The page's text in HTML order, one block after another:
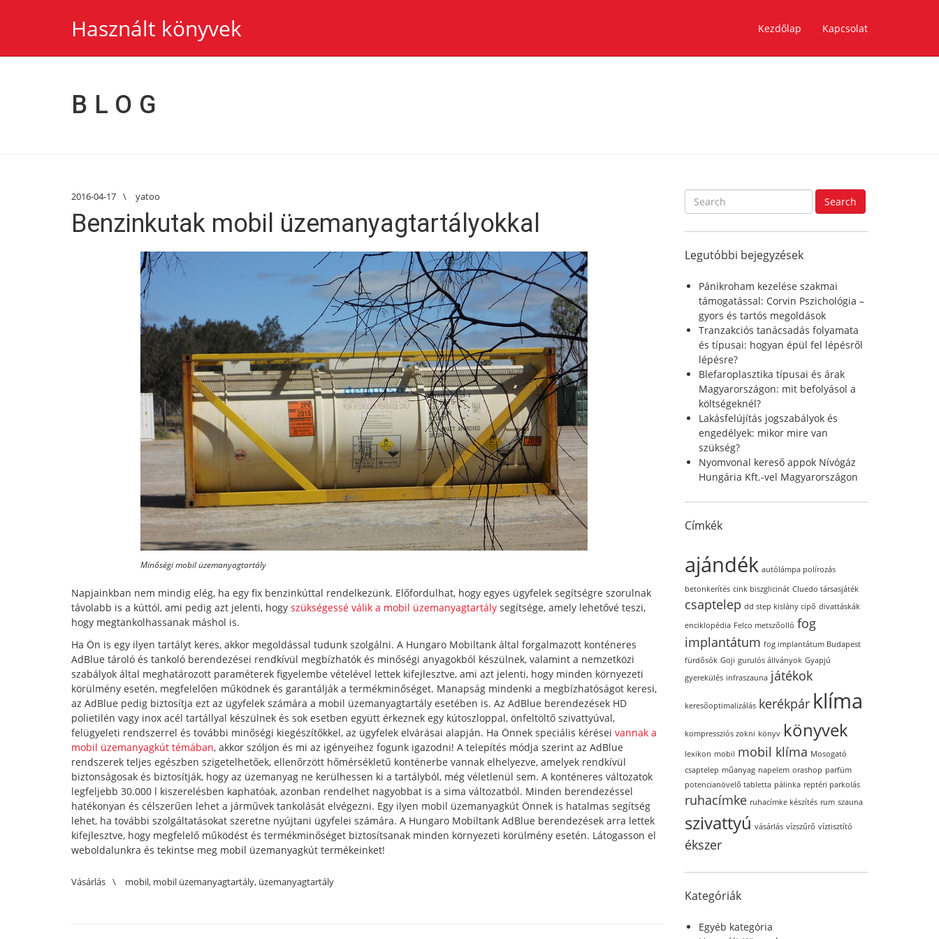
Használt könyvek Kezdőlap Kapcsolat
BLOG
2016-04-17 \ yatoo
Benzinkutak mobil üzemanyagtartályokkal
Minőségi mobil üzemanyagtartály
Napjainkban nem mindig elég, ha egy fix benzinkúttal rendelkezünk. Előfordulhat, hogy egyes ügyfelek segítségre szorulnak
távolabb is a kúttól, ami pedig azt jelenti, hogy szükségessé válik a mobil üzemanyagtartály segítsége, amely lehetővé teszi,
hogy megtankolhassanak máshol is.
Ha Ön is egy ilyen tartályt keres, akkor megoldással tudunk szolgálni. A Hungaro Mobiltank által forgalmazott konténeres
AdBlue tároló és tankoló berendezései rendkívül megbízhatók és minőségi anyagokból készülnek, valamint a nemzetközi
szabályok által meghatározott paraméterek figyelembe vételével lettek kifejlesztve, ami azt jelenti, hogy minden környezeti
körülmény esetén, megfelelően működnek és garantálják a termékminőséget. Manapság mindenki a megbízhatóságot keresi,
az AdBlue pedig biztosítja ezt az ügyfelek számára a mobil üzemanyagtartály esetében is. Az AdBlue berendezések HD
polietilén vagy inox acél tartállyal készülnek és sok esetben együtt érkeznek egy kútoszloppal, önfeltöltő szivattyúval,
felügyeleti rendszerrel és további minőségi kiegészítőkkel, az ügyfelek elvárásai alapján. Ha Önnek speciális kérései vannak a
mobil üzemanyagkút témában, akkor szóljon és mi az igényeihez fogunk igazodni! A telepítés módja szerint az AdBlue
rendszerek teljes egészben szigetelhetőek, ellenőrzött hőmérsékletű konténerbe vannak elhelyezve, amelyek rendkívül
biztonságosak és biztosítják, hogy az üzemanyag ne kerülhessen ki a tartályból, még véletlenül sem. A konténeres változatok
legfeljebb 30.000 l kiszerelésben kaphatóak, azonban rendelhet nagyobbat is a sima változatból. Minden berendezéssel
hatékonyan és célszerűen lehet a járművek tankolását elvégezni. Egy ilyen mobil üzemanyagkút Önnek is hatalmas segítség
lehet, ha további szolgáltatásokat szeretne nyújtani ügyfelei számára. A Hungaro Mobiltank AdBlue berendezések arra lettek
kifejlesztve, hogy megfelelő működést és termékminőséget biztosítsanak minden környezeti körülmény esetén. Látogasson el
weboldalunkra és tekintse meg mobil üzemanyagkút termékeinket!
Vásárlás \ mobil, mobil üzemanyagtartály, üzemanyagtartály
S
e
c
f
Search
Legutóbbi bejegyzések
Pánikroham kezelése szakmai
támogatással: Corvin Pszichológia –
gyors és tartós megoldások
Tranzakciós tanácsadás folyamata
és típusai: hogyan épül fel lépésről
lépésre?
Blefaroplasztika típusai és árak
Magyarországon: mit befolyásol a
költségeknél?
Lakásfelújítás jogszabályok és
engedélyek: mikor mire van
szükség?
Nyomvonal kereső appok Nívógáz
Hungária Kft.-vel Magyarországon
Címkék
ajándék autólámpa polírozás
betonkerítés cink biszglicinát Cluedo társasjáték
csaptelep dd step kislány cipő divattáskák
enciklopédia Felco metszőolló fog
implantátum fog implantátum Budapest
fürdősók Goji gurulós állványok Gyapjú
gyerekülés infraszauna játékok
keresőoptimalizálás kerékpár klíma
kompressziós zokni könyv könyvek
lexikon mobil mobil klíma Mosogató
csaptelep műanyag napelem orashop parfüm
potencianövelő tabletta pálinka reptéri parkolás
ruhacímke ruhacímke készítés rum szauna
szivattyú vásárlás vízszűrő víztisztító
ékszer
Kategóriák
Egyéb kategória